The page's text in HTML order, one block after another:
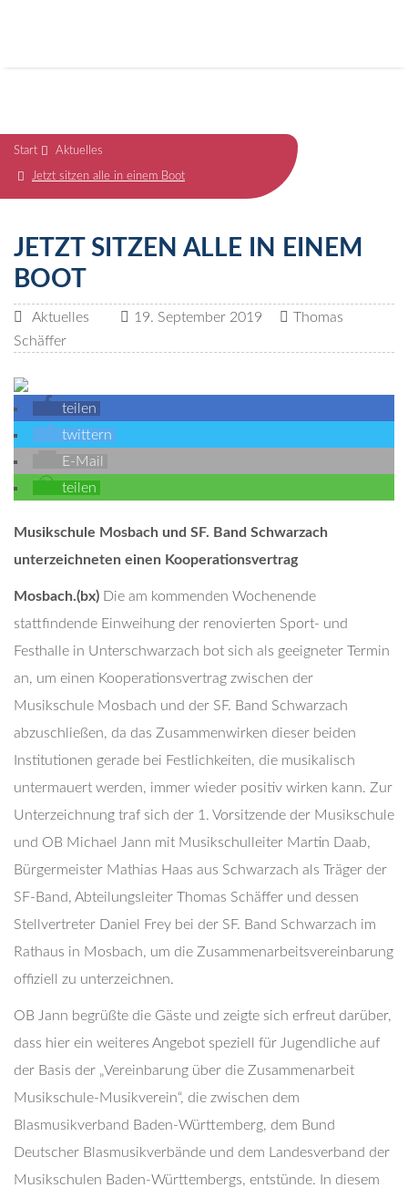
Start Aktuelles
Jetzt sitzen alle in einem Boot
JETZT SITZEN ALLE IN EINEM
BOOT
Aktuelles 19. September 2019
Thomas
Schäffer
teilen
twittern
E-Mail
teilen
Musikschule Mosbach und SF. Band Schwarzach
unterzeichneten einen Kooperationsvertrag
Mosbach.(bx) Die am kommenden Wochenende
stattfindende Einweihung der renovierten Sport- und
Festhalle in Unterschwarzach bot sich als geeigneter Termin
an, um einen Kooperationsvertrag zwischen der
Musikschule Mosbach und der SF. Band Schwarzach
abzuschließen, da das Zusammenwirken dieser beiden
Institutionen gerade bei Festlichkeiten, die musikalisch
untermauert werden, immer wieder positiv wirken kann. Zur
Unterzeichnung traf sich der 1. Vorsitzende der Musikschule
und OB Michael Jann mit Musikschulleiter Martin Daab,
Bürgermeister Mathias Haas aus Schwarzach als Träger der
SF-Band, Abteilungsleiter Thomas Schäffer und dessen
Stellvertreter Daniel Frey bei der SF. Band Schwarzach im
Rathaus in Mosbach, um die Zusammenarbeitsvereinbarung
offiziell zu unterzeichnen.
OB Jann begrüßte die Gäste und zeigte sich erfreut darüber,
dass hier ein weiteres Angebot speziell für Jugendliche auf
der Basis der „Vereinbarung über die Zusammenarbeit
Musikschule-Musikverein“, die zwischen dem
Blasmusikverband Baden-Württemberg, dem Bund
Deutscher Blasmusikverbände und dem Landesverband der
Musikschulen Baden-Württembergs, entstünde. In diesem